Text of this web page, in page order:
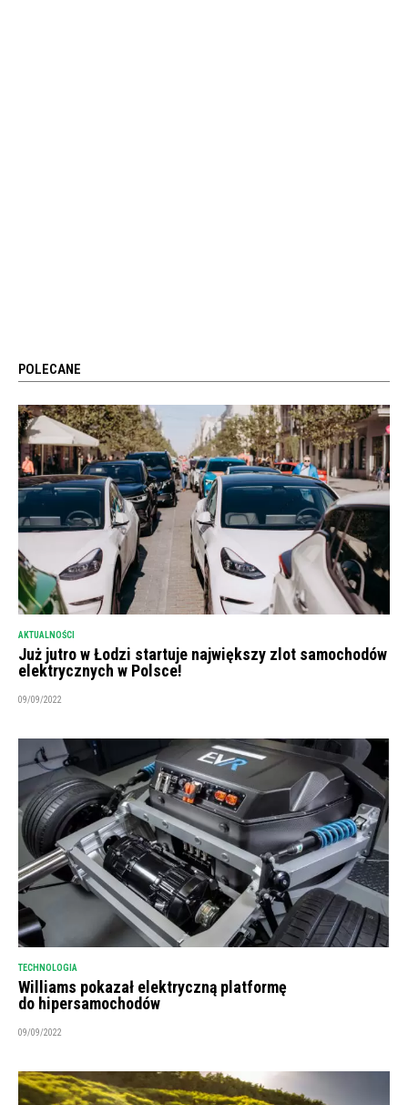
POLECANE
AKTUALNOŚCI
Już jutro w Łodzi startuje największy zlot samochodów
elektrycznych w Polsce!
09/09/2022
TECHNOLOGIA
Williams pokazał elektryczną platformę
do hipersamochodów
09/09/2022